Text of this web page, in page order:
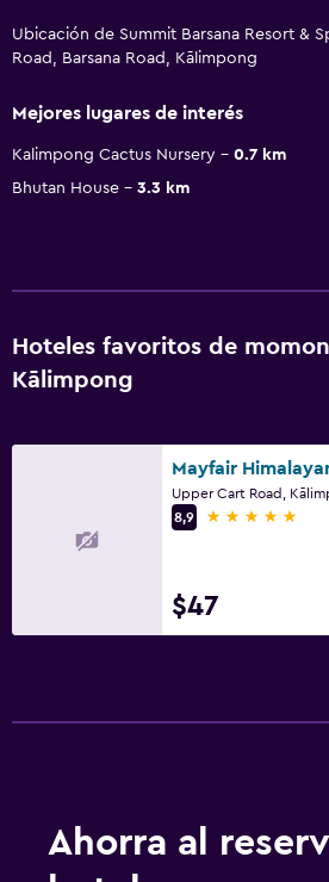
Ubicación de Summit Barsana Resort &
Road, Barsana Road, Kālimpong
Mejores lugares de interés
Kalimpong Cactus Nursery
0.7 km
Bhutan House
3.3 km
Hoteles favoritos de
Kālimpong
Upper Cart Road,
8,9
5 estrellas
$47
Ahorra al